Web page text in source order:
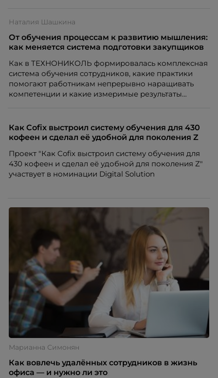
благодарности и публичного признания.
Наталия Шашкина
От обучения процессам к развитию мышления:
как меняется система подготовки закупщиков
Как в ТЕХНОНИКОЛЬ формировалась комплексная
система обучения сотрудников, какие практики
помогают работникам непрерывно наращивать
компетенции и какие измеримые результаты
закупкам направления «Минеральная изоляция»
компании ТЕХНОНИКОЛЬ.
Как Cofix выстроил систему обучения для 430
кофеен и сделал её удобной для поколения Z
Проект "Как Cofix выстроил систему обучения для
430 кофеен и сделал её удобной для поколения Z"
участвует в номинации Digital Solution
Марианна Симонян
Как вовлечь удалённых сотрудников в жизнь
офиса — и нужно ли это